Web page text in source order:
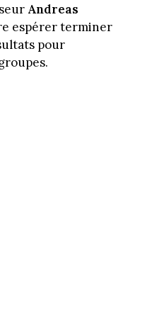
Andreas
espérer terminer
pour